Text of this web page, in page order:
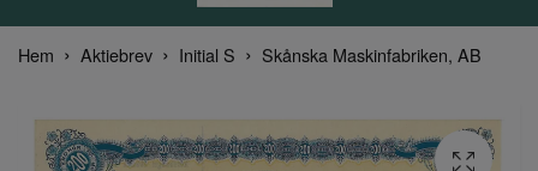
Hem Aktiebrev Initial S Skånska Maskinfabriken, AB